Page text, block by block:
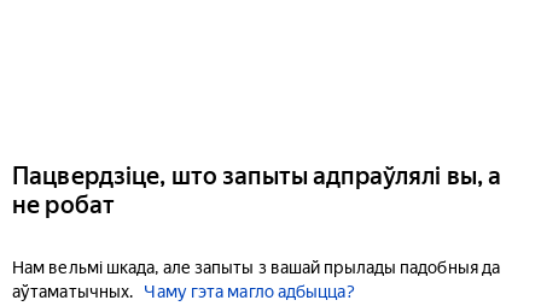
Пацвердзіце, што запыты адпраўлялі вы, а
не робат
Нам вельмі шкада, але запыты з вашай прылады падобныя да
аўтаматычных.
Чаму гэта магло адбыцца?